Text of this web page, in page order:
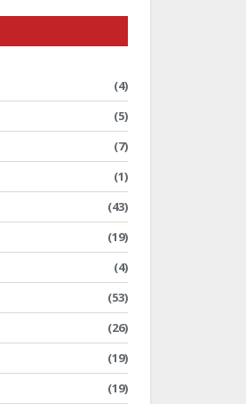
(4)
(5)
(7)
(1)
(43)
(19)
(4)
(53)
(26)
(19)
(19)